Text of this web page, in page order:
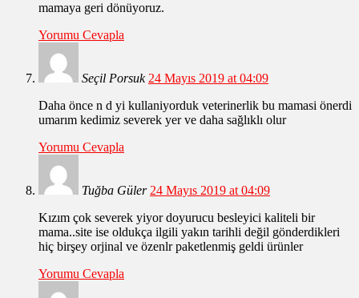
mamaya geri dönüyoruz.
Yorumu Cevapla
Seçil Porsuk 24 Mayıs 2019 at 04:09
Daha önce n d yi kullaniyorduk veterinerlik bu mamasi önerdi
umarım kedimiz severek yer ve daha sağlıklı olur
Yorumu Cevapla
Tuğba Güler 24 Mayıs 2019 at 04:09
Kızım çok severek yiyor doyurucu besleyici kaliteli bir
mama..site ise oldukça ilgili yakın tarihli değil gönderdikleri
hiç birşey orjinal ve özenlr paketlenmiş geldi ürünler
Yorumu Cevapla